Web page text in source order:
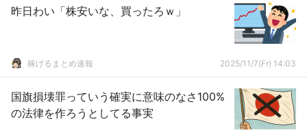
昨日わい「株安いな、買ったろｗ」
稼げるまとめ速報 2025/11/7(Fr) 14:03
国旗損壊罪っていう確実に意味のなさ100%
の法律を作ろうとしてる事実